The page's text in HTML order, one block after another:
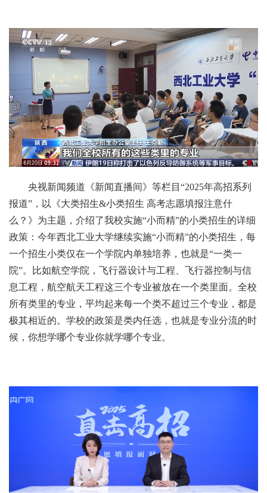
央视新闻频道《新闻直播间》等栏目“2025年高招系列
报道”，以《大类招生&小类招生 高考志愿填报注意什
么？》为主题，介绍了我校实施“小而精”的小类招生的详细
政策：今年西北工业大学继续实施“小而精”的小类招生，每
一个招生小类仅在一个学院内单独培养，也就是“一类一
院”。比如航空学院，飞行器设计与工程、飞行器控制与信
息工程，航空航天工程这三个专业被放在一个类里面。全校
所有类里的专业，平均起来每一个类不超过三个专业，都是
极其相近的。学校的政策是类内任选，也就是专业分流的时
候，你想学哪个专业你就学哪个专业。